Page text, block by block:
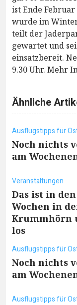
ist Ende
wurde im
teilt der
gewartet und
einsatzbereit.
9.30 Uhr. Mehr
Ähnliche
Ausflugstipps für
Noch nichts
am
Veranstaltungen
Das ist in
Wochen in
Krummhörn
los
Ausflugstipps für
Noch nichts
am
Ausflugstipps für